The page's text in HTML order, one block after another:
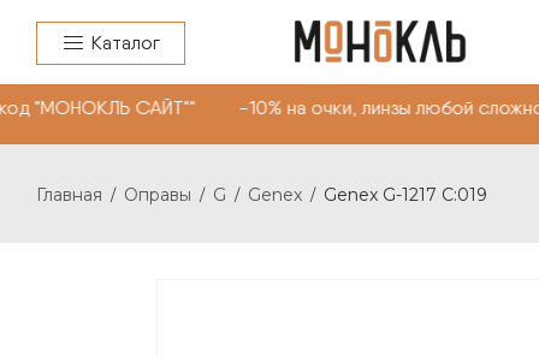
Каталог
САЙТ"" -10% на очки, линзы любой
Главная / Оправы / G / Genex / Genex G-1217 C:019